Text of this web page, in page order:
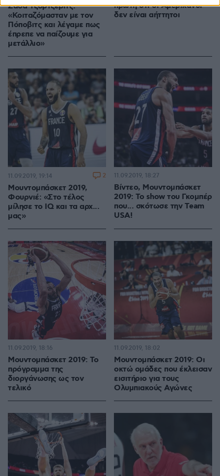
Σάσα Τζόρτζεβιτς:
«Κοιταζόμασταν με τον
Πόποβιτς και λέγαμε πως
έπρεπε να παίζουμε για
μετάλλιο»
πρώτη ότι οι Αμερικανοί
δεν είναι αήττητοι
Μουντομπάσκετ 2019,
Φουρνιέ: «Στο τέλος
μίλησε το IQ και τα αρχ...
μας»
11.09.2019, 19:14 2
Βίντεο, Μουντομπάσκετ
2019: To show του Γκομπέρ
που... σκότωσε την Τeam
USA!
11.09.2019, 18:27
Μουντομπάσκετ 2019: Το
πρόγραμμα της
διοργάνωσης ως τον
τελικό
11.09.2019, 18:16
Μουντομπάσκετ 2019: Οι
οκτώ ομάδες που έκλεισαν
εισιτήριο για τους
Ολυμπιακούς Αγώνες
11.09.2019, 18:02